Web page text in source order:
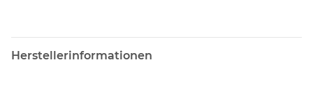
Herstellerinformationen